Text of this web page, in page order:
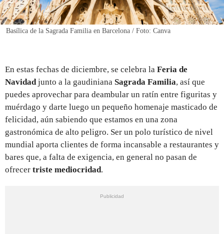
Basílica de la Sagrada Familia en Barcelona / Foto: Canva
En estas fechas de diciembre, se celebra la Feria de
Navidadjunto a la gaudiniana Sagrada Familia, así que
puedes aprovechar para deambular un ratín entre figuritas y
muérdago y darte luego un pequeño homenaje masticado de
felicidad, aún sabiendo que estamos en una zona
gastronómica de alto peligro. Ser un polo turístico de nivel
mundial aporta clientes de forma incansable a restaurantes y
bares que, a falta de exigencia, en general no pasan de
ofrecer triste mediocridad.